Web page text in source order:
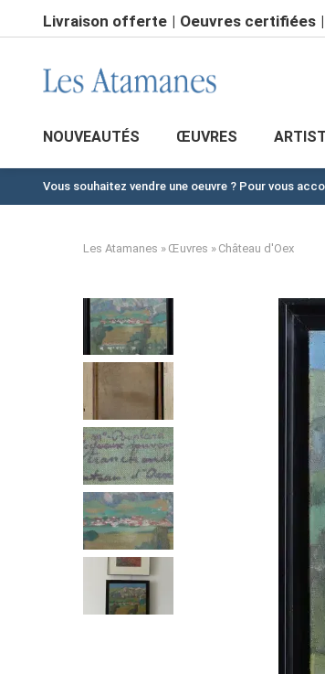
au
principal
Livraison offerte Oeuvres certifiées
NOUVEAUTÉS ŒUVRES
Vous souhaitez vendre une oeuvre ? Pour vous
Les Atamanes Œuvres Château d'Oex